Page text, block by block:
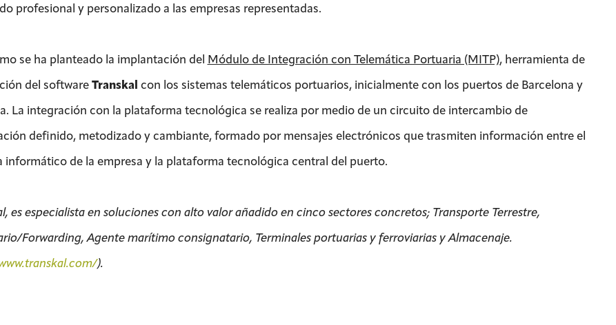
profesional y personalizado a las empresas representadas.
se ha planteado la implantación del Módulo de Integración con Telemática Portuaria (MITP), herramienta de
del software Transkal con los sistemas telemáticos portuarios, inicialmente con los puertos de Barcelona y
La integración con la plataforma tecnológica se realiza por medio de un circuito de intercambio de
definido, metodizado y cambiante, formado por mensajes electrónicos que trasmiten información entre el
informático de la empresa y la plataforma tecnológica central del puerto.
es especialista en soluciones con alto valor añadido en cinco sectores concretos; Transporte Terrestre,
Forwarding, Agente marítimo consignatario, Terminales portuarias y ferroviarias y Almacenaje.
).